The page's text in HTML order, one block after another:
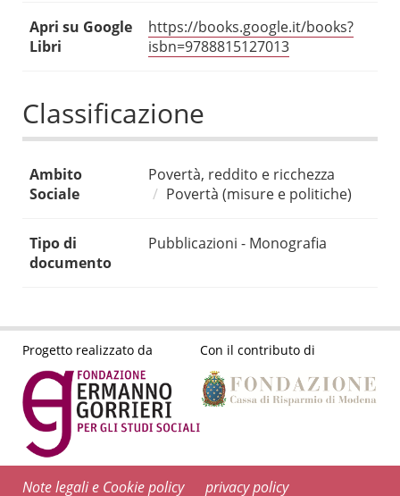
Apri su Google
Libri
https://books.google.it/books?
isbn=9788815127013
Classificazione
Ambito
Sociale
Povertà, reddito e ricchezza
Povertà (misure e politiche)
Tipo di
documento
Pubblicazioni - Monografia
Progetto realizzato da Con il contributo di
Note legali e Cookie policy privacy policy